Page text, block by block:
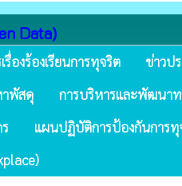
Data)
รื่องร้องเรียนการทุจริต
ข่าวป
าพัสดุ
การบริหารและพัฒนา
แผนปฏิบัติการป้องกันการทุ